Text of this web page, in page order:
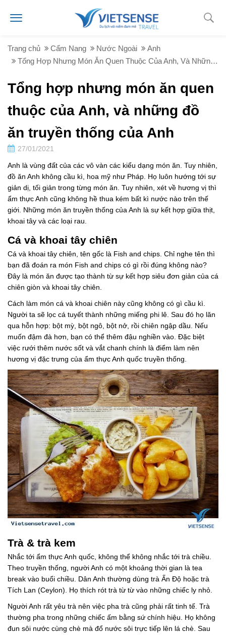
Trang chủ Cẩm Nang Nước Ngoài
Anh
Tổng Hợp Nhưng Món Ăn Quen Thuộc Của Anh, Và Những Đồ Ăn Truyền Thống Của Anh
Tổng hợp nhưng món ăn quen
thuộc của Anh, và những đồ
ăn truyền thống của Anh
27/01/2021
Anh là vùng đất của các vô vàn các kiểu dạng món ăn. Tuy nhiên,
đồ ăn Anh không cầu kì, hoa mỹ như Pháp. Họ luôn hướng tới sự
giản dị, tối giản trong từng món ăn. Tuy nhiên, xét về hương vị thì
ẩm thực Anh cũng không hề thua kém bất kì nước nào trên thế
giới. Những món ăn truyền thống của Anh là sự kết hợp giữa thịt,
khoai tây và các loại rau.
Cá và khoai tây chiên
Cá và khoai tây chiên, tên gốc là Fish and chips. Chỉ nghe tên thì
bạn đã đoán ra món Fish and chips có gì rồi đúng không nào?
Đây là món ăn được tạo thành từ sự kết hợp siêu đơn giản của cá
chiên giòn và khoai tây chiên.
Cách làm món cá và khoai chiên này cũng không có gì cầu kì.
Người ta sẽ lọc cá tuyết thành những miếng phi lê. Sau đó họ lăn
qua hỗn hợp: bột mỳ, bột ngô, bột nở, rồi chiên ngập dầu. Nếu
muốn đậm đà hơn, bạn có thể thêm đậu nghiền vào. Đặc biệt
việc rưới thêm nước sốt và vắt chanh chính là điểm làm nên
hương vị đặc trưng của ẩm thực Anh quốc truyền thống.
Trà & trà kem
Nhắc tới ẩm thực Anh quốc, không thể không nhắc tới trà chiều.
Theo truyền thống, người Anh có một khoảng thời gian là tea
break vào buổi chiều. Dân Anh thường dùng trà Ấn Độ hoặc trà
Tích Lan (Ceylon). Họ thích rót trà từ từ vào những chiếc ly nhỏ.
Người Anh rất yêu trà nên việc pha trà cũng phải rất tinh tế. Trà
thường pha trong những chiếc ấm bằng sứ chính hiệu. Họ không
đun sôi nước cùng chè mà đổ nước sôi trực tiếp lên lá chè. Sau